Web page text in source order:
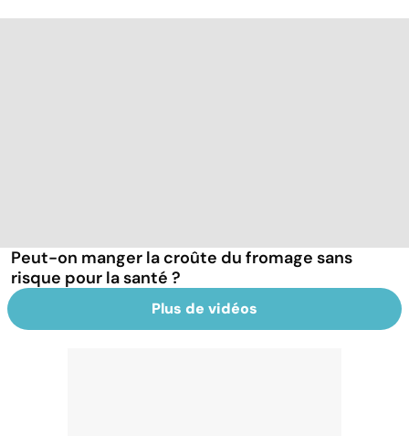
Peut-on manger la croûte du fromage sans
risque pour la santé ?
Plus de vidéos